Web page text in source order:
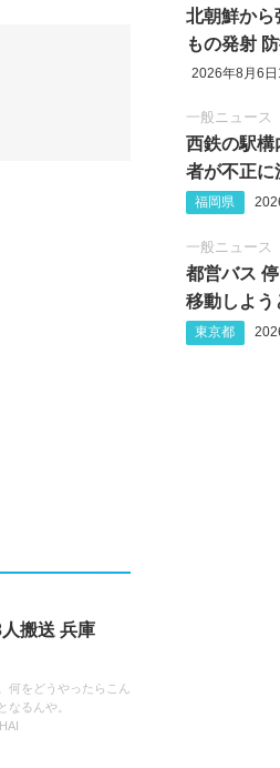
搬送 兵庫
何をどうやったらこん
なるんや。
北朝鮮から
もの発射
2026年8月6日
一般ニュース
西鉄の駅構
者が不正に
福岡県
一般ニュース
都営バス
移動しよう
東京都